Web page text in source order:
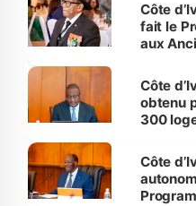
Côte
fait le
aux
Côte
obtenu
300
et
Côte